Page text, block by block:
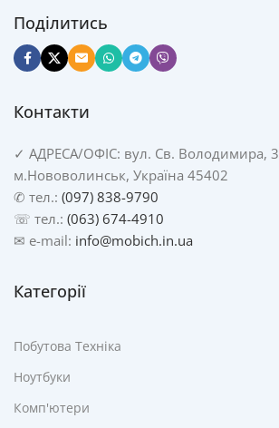
Поділитись
Контакти
✓ АДРЕСА/ОФІС: вул. Св. Володимира, 3
м.Нововолинськ, Україна 45402
✆ тел.: (097) 838-9790
☏ тел.: (063) 674-4910
✉ e-mail: info@mobich.in.ua
Категорії
Побутова Техніка
Ноутбуки
Комп'ютери